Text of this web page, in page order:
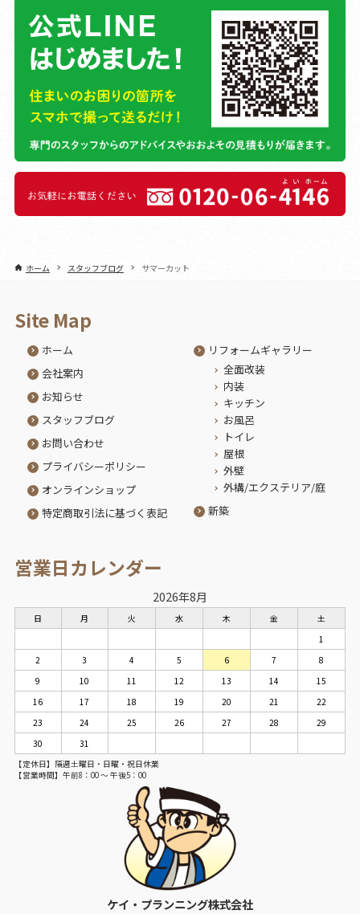
ホーム スタッフブログ サマーカット
Site Map
ホーム
会社案内
お知らせ
スタッフブログ
お問い合わせ
プライバシーポリシー
オンラインショップ
特定商取引法に基づく表記
リフォームギャラリー
全面改装
内装
キッチン
お風呂
トイレ
屋根
外壁
外構/エクステリア/庭
新築
営業日カレンダー
2026年8月
日 月 火 水 木 金
土
1
2
3 4 5 6 7
8
9
10 11 12 13 14
15
16
17 18 19 20 21
22
23
24 25 26 27 28
29
30
31
【定休日】隔週土曜日・日曜・祝日休業
【営業時間】午前8：00 ～ 午後5：00
ケイ・プランニング株式会社